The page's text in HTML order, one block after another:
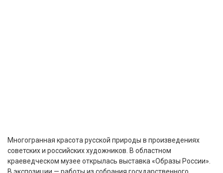
Многогранная красота русской природы в произведениях
советских и российских художников. В областном
краеведческом музее открылась выставка «Образы России».